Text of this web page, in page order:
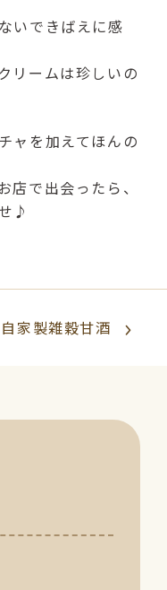
17:00）
いできばえに感
リームは珍しいの
ャを加えてほんの
店で出会ったら、
♪
自家製雑穀甘酒